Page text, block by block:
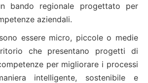
bando regionale progettato per
aziendali.
essere micro, piccole o medie
che presentano progetti di
per migliorare i processi
intelligente, sostenibile e